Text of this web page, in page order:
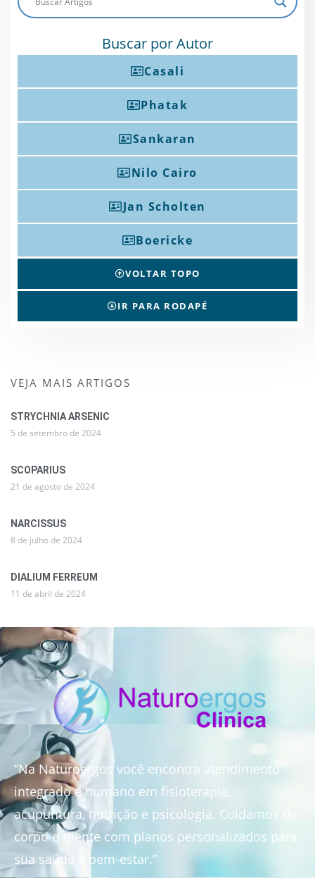
Buscar por Autor
Casali
Phatak
Sankaran
Nilo Cairo
Jan Scholten
Boericke
VOLTAR TOPO
IR PARA RODAPÉ
VEJA MAIS ARTIGOS
STRYCHNIA ARSENIC
5 de setembro de 2024
SCOPARIUS
21 de agosto de 2024
NARCISSUS
8 de julho de 2024
DIALIUM FERREUM
11 de abril de 2024
“Na Naturoergos você encontra atendimento
integrado e humano em fisioterapia,
acupuntura, nutrição e psicologia. Cuidamos de
corpo e mente com planos personalizados para
sua saúde e bem-estar.”